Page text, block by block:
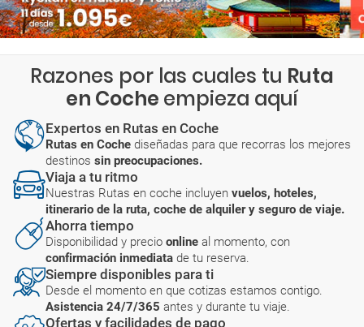
Razones por las cuales tu Ruta
en Coche empieza aquí
Expertos en Rutas en Coche
Rutas en Coche diseñadas para que recorras los mejores
destinos sin preocupaciones.
Viaja a tu ritmo
Nuestras Rutas en coche incluyen vuelos, hoteles,
itinerario de la ruta, coche de alquiler y seguro de viaje.
Ahorra tiempo
Disponibilidad y precio online al momento, con
confirmación inmediata de tu reserva.
Siempre disponibles para ti
Desde el momento en que cotizas estamos contigo.
Asistencia 24/7/365 antes y durante tu viaje.
Ofertas y facilidades de pago